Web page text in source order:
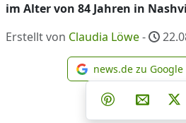
im Alter von 84 Jahren in
Erstellt von Claudia Löwe-
news.de zu
Teilen auf
Teilen auf
Per E-